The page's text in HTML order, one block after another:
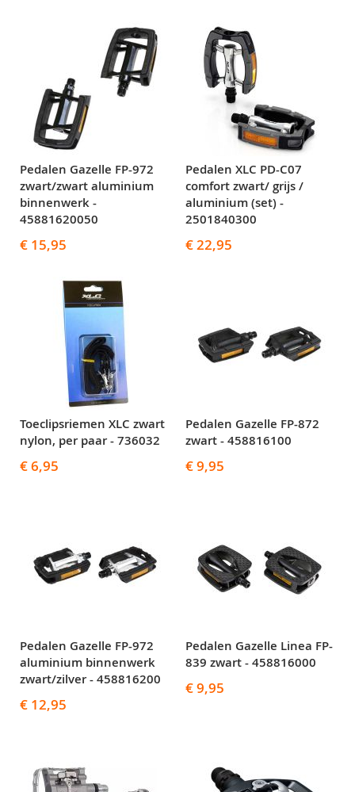
Pedalen Gazelle FP-972
zwart/zwart aluminium
binnenwerk -
45881620050
€ 15,95
Pedalen XLC PD-C07
comfort zwart/ grijs /
aluminium (set) -
2501840300
€ 22,95
Toeclipsriemen XLC zwart
nylon, per paar - 736032
€ 6,95
Pedalen Gazelle FP-872
zwart - 458816100
€ 9,95
Pedalen Gazelle FP-972
aluminium binnenwerk
zwart/zilver - 458816200
€ 12,95
Pedalen Gazelle Linea FP-
839 zwart - 458816000
€ 9,95